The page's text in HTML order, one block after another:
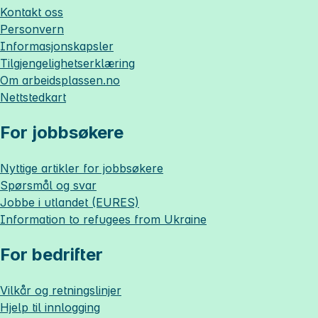
Kontakt oss
Personvern
Informasjonskapsler
Tilgjengelighetserklæring
Om arbeidsplassen.no
Nettstedkart
For jobbsøkere
Nyttige artikler for jobbsøkere
Spørsmål og svar
Jobbe i utlandet (EURES)
Information to refugees from Ukraine
For bedrifter
Vilkår og retningslinjer
Hjelp til innlogging